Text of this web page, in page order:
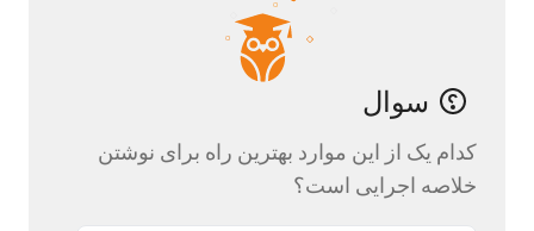
سوال
کدام یک از این موارد بهترین راه برای نوشتن
خلاصه اجرایی است؟